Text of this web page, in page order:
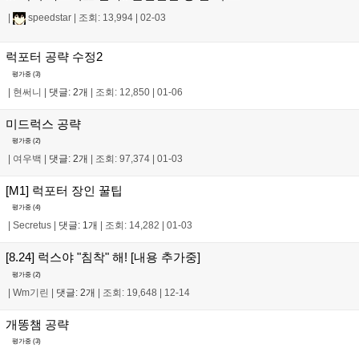
speedstar 조회: 13,994 02-03
럭포터 공략 수정2
평가중 (3)
| 현써니 | 댓글: 2개 | 조회: 12,850 | 01-06
미드럭스 공략
평가중 (2)
여우백 댓글: 2개 조회: 97,374 01-03
[M1] 럭포터 장인 꿀팁
평가중 (4)
Secretus 댓글: 1개 조회: 14,282 01-03
[8.24] 럭스야 "침착" 해! [내용 추가중]
평가중 (2)
| Wm기린 | 댓글: 2개 | 조회: 19,648 | 12-14
개똥챔 공략
평가중 (3)